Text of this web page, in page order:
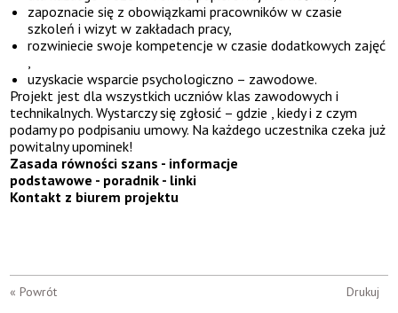
zapoznacie się z obowiązkami pracowników w czasie
szkoleń i wizyt w zakładach pracy,
rozwiniecie swoje kompetencje w czasie dodatkowych zajęć
,
uzyskacie wsparcie psychologiczno – zawodowe.
Projekt jest dla wszystkich uczniów klas zawodowych i
technikalnych. Wystarczy się zgłosić – gdzie , kiedy i z czym
podamy po podpisaniu umowy. Na każdego uczestnika czeka już
powitalny upominek!
Zasada równości szans - informacje
podstawowe - poradnik - linki
Kontakt z biurem projektu
« Powrót Drukuj